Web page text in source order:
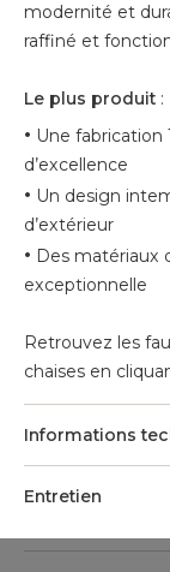
modernité et
raffiné et
Le plus produit :
• Une fabrication
d’excellence
• Un design
d’extérieur
• Des matériaux
exceptionnelle
Retrouvez les
chaises en
Informations
Entretien